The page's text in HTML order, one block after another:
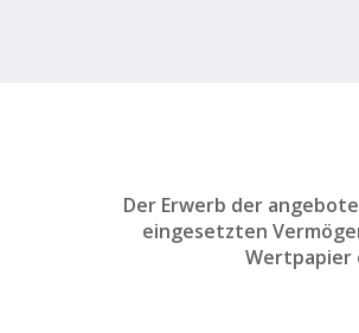
Der Erwerb der
eingesetzten
Wertpapier